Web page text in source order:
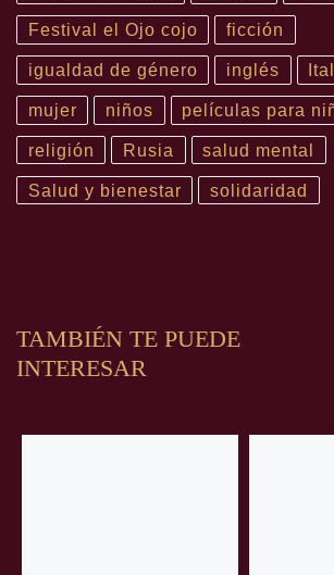
Festival el Ojo cojo ficción
igualdad de género inglés
mujer niños películas para
religión Rusia salud mental
Salud y bienestar solidaridad
TAMBIÉN TE PUEDE
INTERESAR